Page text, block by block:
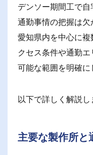
デンソー期間工で
通勤事情の把握は欠
愛知県内を中心に
クセス条件や通勤
可能な範囲を明確に
以下で詳しく解説し
主要な製作所と